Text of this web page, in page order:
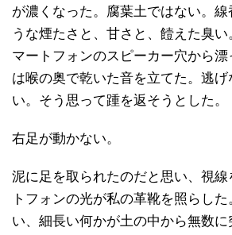
が濃くなった。腐葉土ではない。線
うな煙たさと、甘さと、饐えた臭
マートフォンのスピーカー穴から
は喉の奥で乾いた音を立てた。逃
い。そう思って踵を返そうとした。
右足が動かない。
泥に足を取られたのだと思い、視
トフォンの光が私の革靴を照らし
い、細長い何かが土の中から無数